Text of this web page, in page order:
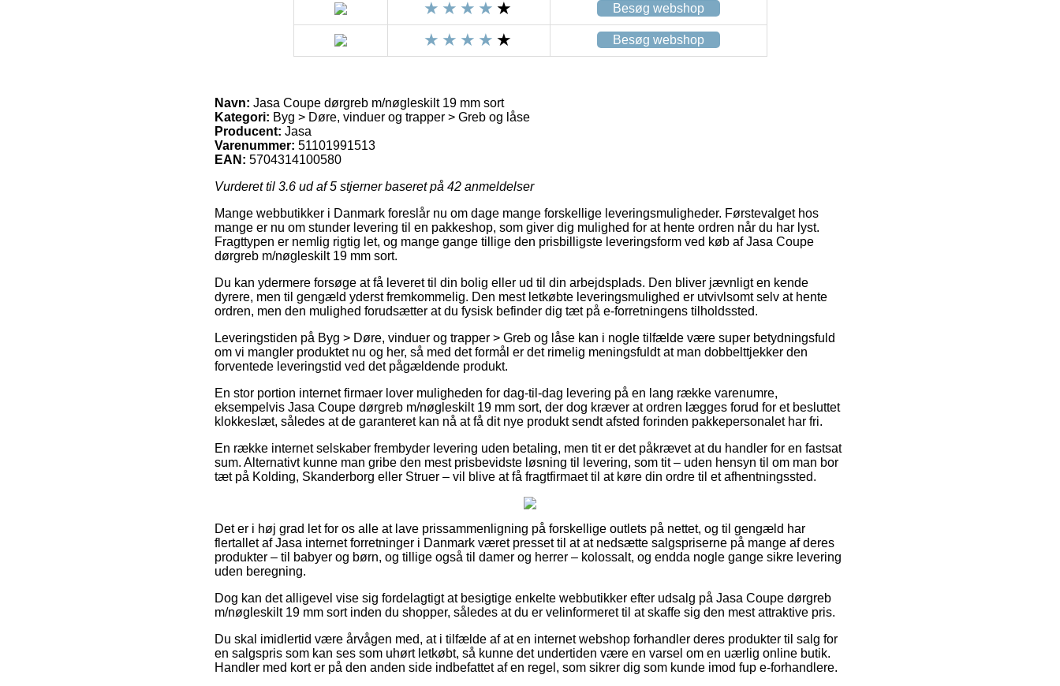
Besøg webshop
Besøg webshop
Navn: Jasa Coupe dørgreb m/nøgleskilt 19 mm sort
Kategori: Byg > Døre, vinduer og trapper > Greb og låse
Producent: Jasa
Varenummer: 51101991513
EAN: 5704314100580
Vurderet til 3.6 ud af 5 stjerner baseret på 42 anmeldelser
Mange webbutikker i Danmark foreslår nu om dage mange forskellige leveringsmuligheder. Førstevalget hos
mange er nu om stunder levering til en pakkeshop, som giver dig mulighed for at hente ordren når du har lyst.
Fragttypen er nemlig rigtig let, og mange gange tillige den prisbilligste leveringsform ved køb af Jasa Coupe
dørgreb m/nøgleskilt 19 mm sort.
Du kan ydermere forsøge at få leveret til din bolig eller ud til din arbejdsplads. Den bliver jævnligt en kende
dyrere, men til gengæld yderst fremkommelig. Den mest letkøbte leveringsmulighed er utvivlsomt selv at hente
ordren, men den mulighed forudsætter at du fysisk befinder dig tæt på e-forretningens tilholdssted.
Leveringstiden på Byg > Døre, vinduer og trapper > Greb og låse kan i nogle tilfælde være super betydningsfuld
om vi mangler produktet nu og her, så med det formål er det rimelig meningsfuldt at man dobbelttjekker den
forventede leveringstid ved det pågældende produkt.
En stor portion internet firmaer lover muligheden for dag-til-dag levering på en lang række varenumre,
eksempelvis Jasa Coupe dørgreb m/nøgleskilt 19 mm sort, der dog kræver at ordren lægges forud for et besluttet
klokkeslæt, således at de garanteret kan nå at få dit nye produkt sendt afsted forinden pakkepersonalet har fri.
En række internet selskaber frembyder levering uden betaling, men tit er det påkrævet at du handler for en fastsat
sum. Alternativt kunne man gribe den mest prisbevidste løsning til levering, som tit – uden hensyn til om man bor
tæt på Kolding, Skanderborg eller Struer – vil blive at få fragtfirmaet til at køre din ordre til et afhentningssted.
Det er i høj grad let for os alle at lave prissammenligning på forskellige outlets på nettet, og til gengæld har
flertallet af Jasa internet forretninger i Danmark været presset til at at nedsætte salgspriserne på mange af deres
produkter – til babyer og børn, og tillige også til damer og herrer – kolossalt, og endda nogle gange sikre levering
uden beregning.
Dog kan det alligevel vise sig fordelagtigt at besigtige enkelte webbutikker efter udsalg på Jasa Coupe dørgreb
m/nøgleskilt 19 mm sort inden du shopper, således at du er velinformeret til at skaffe sig den mest attraktive pris.
Du skal imidlertid være årvågen med, at i tilfælde af at en internet webshop forhandler deres produkter til salg for
en salgspris som kan ses som uhørt letkøbt, så kunne det undertiden være en varsel om en uærlig online butik.
Handler med kort er på den anden side indbefattet af en regel, som sikrer dig som kunde imod fup e-forhandlere.